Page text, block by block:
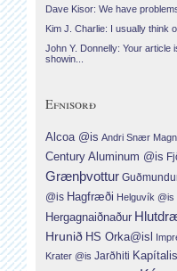
Dave Kisor: We have
Kim J. Charlie: I usually think
John Y. Donnelly: Your article
showin...
Efnisorð
Alcoa @is Andri Snær
Century Aluminum @is
Grænþvottur
@is Hagfræði Helguvík @is
Hergagnaiðnaður
Hrunið HS Orka@isl
Krater @is Jarðhiti